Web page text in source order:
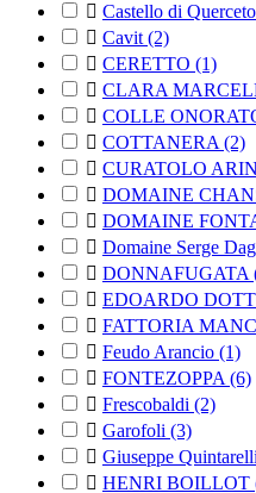
 Castello di Querceto
 Cavit (2)
 CERETTO (1)
 CLARA
 COLLE
 COTTANERA (2)
 CURATOLO
 DOMAINE
 DOMAINE
 Domaine Serge
 DONNAFUGATA
 EDOARDO
 FATTORIA
 Feudo Arancio (1)
 FONTEZOPPA (6)
 Frescobaldi (2)
 Garofoli (3)
 Giuseppe Quintarelli
 HENRI BOILLOT